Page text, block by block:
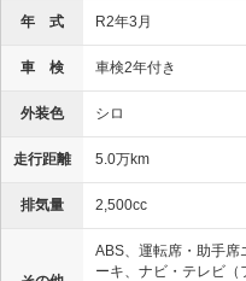
年 式 R2年3月
車 検 車検2年付き
外装色 シロ
走行距離 5.0万km
排気量 2,500cc
ABS、運転席・助手席
ーキ、ナビ・テレビ